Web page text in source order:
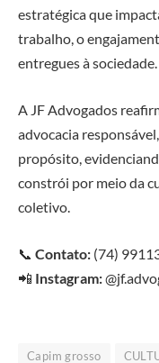
estratégica que
trabalho, o
entregues à sociedade.
A JF Advogados
advocacia
propósito,
constrói por meio da
coletivo.
📞 Contato: (74)
📲 Instagram:
Capim grosso